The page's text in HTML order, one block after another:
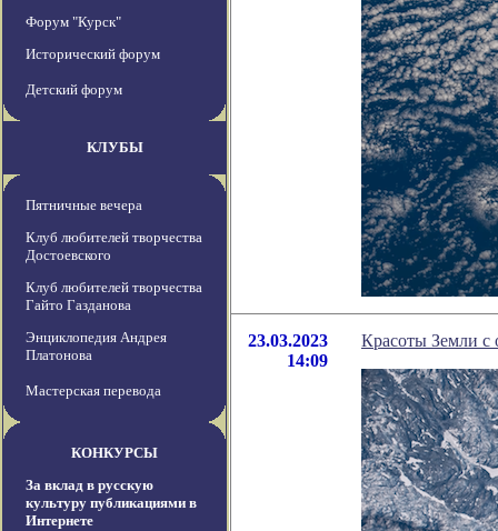
Форум "Курск"
Исторический форум
Детский форум
КЛУБЫ
Пятничные вечера
Клуб любителей творчества
Достоевского
Клуб любителей творчества
Гайто Газданова
Энциклопедия Андрея
Платонова
Мастерская перевода
КОНКУРСЫ
За вклад в русскую
культуру публикациями в
Интернете
23.03.2023
14:09
Красоты Земли с